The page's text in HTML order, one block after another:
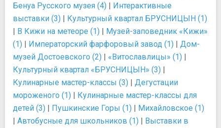
Бенуа Русского музея (4) | Интерактивные
выставки (3) | Культурный квартал БРУСНИЦЫН (1)
| В Кижи на метеоре (1) | Музей-заповедник «Кижи»
(1) | Императорский фарфоровый завод (1) | Дом-
музей Достоевского (2) | «Витославлицы» (1) |
Культурный квартал «БРУСНИЦЫН» (3) |
Кулинарные мастер-классы (3) | Дегустации
мороженого (1) | Кулинарные мастер-классы для
детей (3) | Пушкинские Горы (1) | Михайловское (1)
| Автобусные для школьников (1) | Выставки в